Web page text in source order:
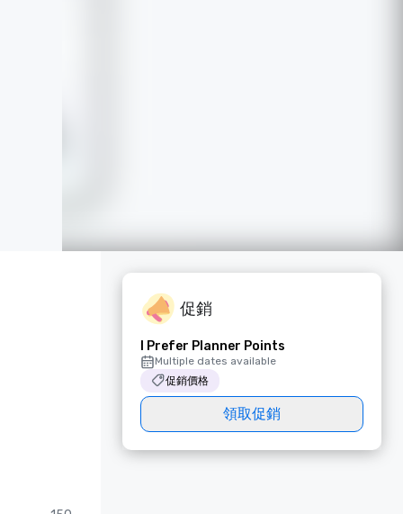
促銷
I Prefer Planner Points
Multiple dates available
促銷價格
領取促銷